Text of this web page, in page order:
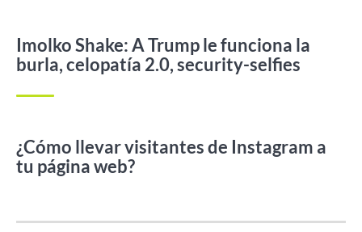
Imolko Shake: A Trump le funciona la
burla, celopatía 2.0, security-selfies
¿Cómo llevar visitantes de Instagram a
tu página web?